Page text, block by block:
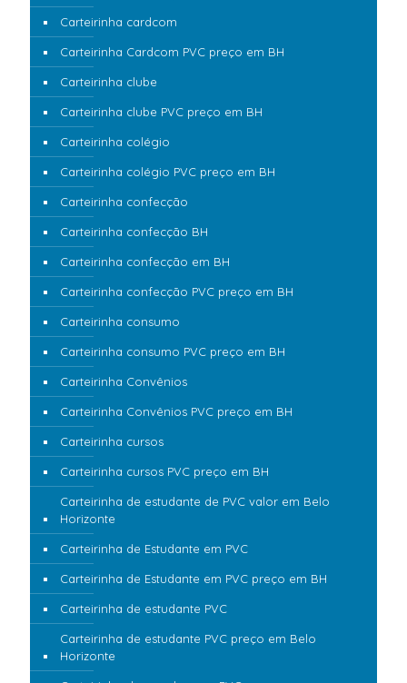
Carteirinha cardcom
Carteirinha Cardcom PVC preço em BH
Carteirinha clube
Carteirinha clube PVC preço em BH
Carteirinha colégio
Carteirinha colégio PVC preço em BH
Carteirinha confecção
Carteirinha confecção BH
Carteirinha confecção em BH
Carteirinha confecção PVC preço em BH
Carteirinha consumo
Carteirinha consumo PVC preço em BH
Carteirinha Convênios
Carteirinha Convênios PVC preço em BH
Carteirinha cursos
Carteirinha cursos PVC preço em BH
Carteirinha de estudante de PVC valor em Belo
Horizonte
Carteirinha de Estudante em PVC
Carteirinha de Estudante em PVC preço em BH
Carteirinha de estudante PVC
Carteirinha de estudante PVC preço em Belo
Horizonte